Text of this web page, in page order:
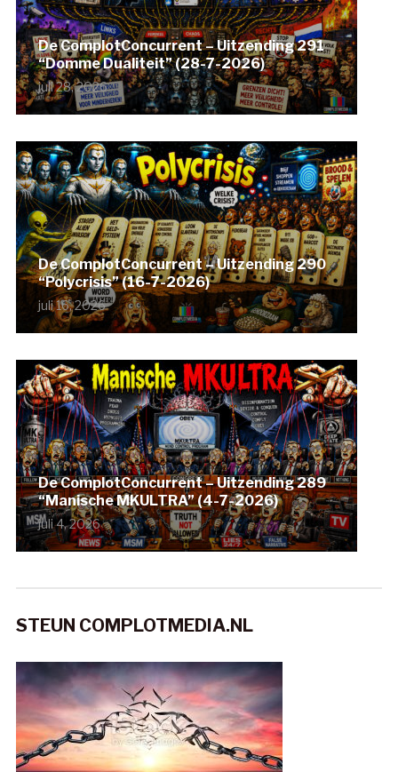
De ComplotConcurrent – Uitzending 291
“Domme Dualiteit” (28-7-2026)
juli 28, 2026
De ComplotConcurrent – Uitzending 290
“Polycrisis” (16-7-2026)
juli 16, 2026
De ComplotConcurrent – Uitzending 289
“Manische MKULTRA” (4-7-2026)
juli 4, 2026
STEUN COMPLOTMEDIA.NL